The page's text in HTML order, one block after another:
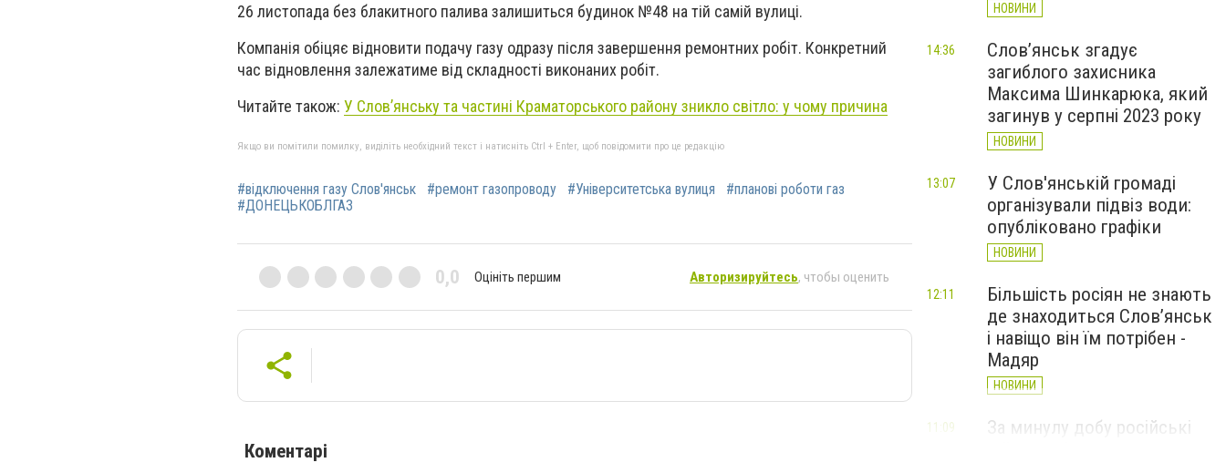
26 листопада без блакитного палива залишиться будинок №48 на тій самій вулиці.
Компанія обіцяє відновити подачу газу одразу після завершення ремонтних робіт. Конкретний
час відновлення залежатиме від складності виконаних робіт.
Читайте також: У Слов’янську та частині Краматорського району зникло світло: у чому причина
Якщо ви помітили помилку, виділіть необхідний текст і натисніть Ctrl + Enter, щоб повідомити про це редакцію
#відключення газу Слов'янськ #ремонт газопроводу #Університетська вулиця
#планові роботи газ
#ДОНЕЦЬКОБЛГАЗ
0,0 Оцініть першим Авторизируйтесь, чтобы оценить
Коментарі
НОВИНИ
Слов’янськ згадує
загиблого захисника
Максима Шинкарюка, який
загинув у серпні 2023 року
НОВИНИ
14:36
У Слов'янській громаді
організували підвіз води:
опубліковано графіки
НОВИНИ
13:07
Більшість росіян не знають
де знаходиться Слов’янськ
і навіщо він їм потрібен -
Мадяр
НОВИНИ
12:11
За минулу добу російські
11:09